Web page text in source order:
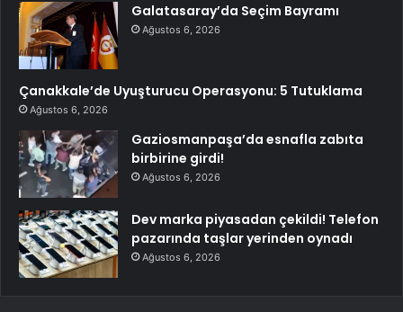
Galatasaray’da Seçim Bayramı
Ağustos 6, 2026
Çanakkale’de Uyuşturucu Operasyonu: 5 Tutuklama
Ağustos 6, 2026
Gaziosmanpaşa’da esnafla zabıta
birbirine girdi!
Ağustos 6, 2026
Dev marka piyasadan çekildi! Telefon
pazarında taşlar yerinden oynadı
Ağustos 6, 2026